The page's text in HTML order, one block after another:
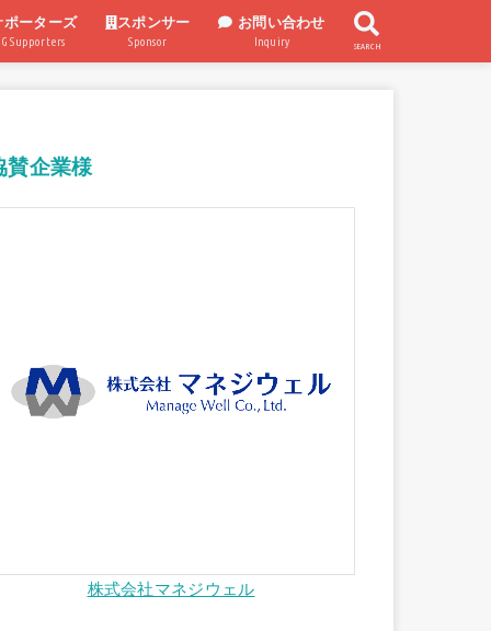
ーターズ
Supporters
スポンサー
Sponsor
お問い合わせ
Inquiry SEARCH
賛企業様
株式会社マネジウェル